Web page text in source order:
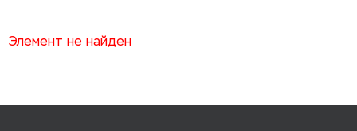
Элемент не найден